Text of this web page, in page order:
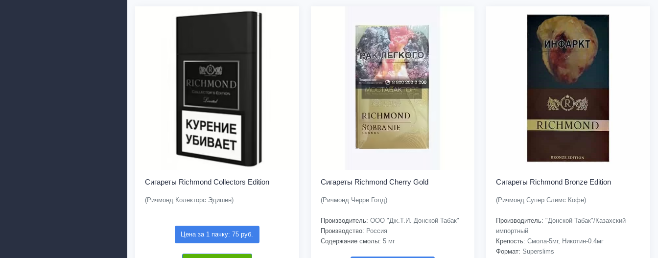
Сигареты Richmond Collectors Edition
(Ричмонд Колекторс Эдишен)
Цена за 1 пачку: 75 руб.
Сигареты Richmond Cherry Gold
(Ричмонд Черри Голд)
Производитель: ООО "Дж.Т.И. Донской Табак"
Производство: Россия
Содержание смолы: 5 мг
Сигареты Richmond Bronze Edition
(Ричмонд Супер Слимс Кофе)
Производитель: "Донской Табак"/Казахский
импортный
Крепость: Смола-5мг, Никотин-0.4мг
Формат: Superslims